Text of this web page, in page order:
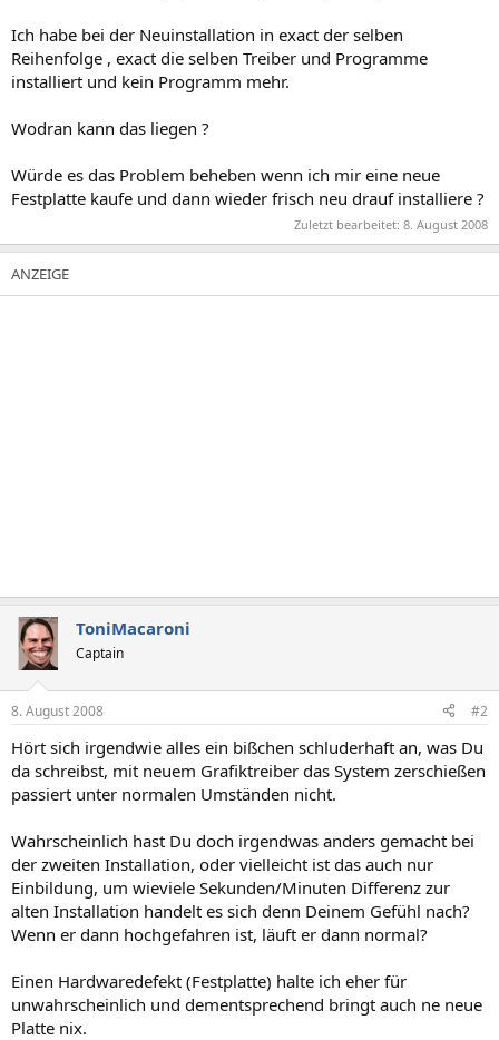
Ich habe bei der Neuinstallation in exact der selben
Reihenfolge , exact die selben Treiber und Programme
installiert und kein Programm mehr.
Wodran kann das liegen ?
Würde es das Problem beheben wenn ich mir eine neue
Festplatte kaufe und dann wieder frisch neu drauf installiere ?
Zuletzt bearbeitet: 8. August 2008
ToniMacaroni
Captain
8. August 2008 #2
Hört sich irgendwie alles ein bißchen schluderhaft an, was Du
da schreibst, mit neuem Grafiktreiber das System zerschießen
passiert unter normalen Umständen nicht.
Wahrscheinlich hast Du doch irgendwas anders gemacht bei
der zweiten Installation, oder vielleicht ist das auch nur
Einbildung, um wieviele Sekunden/Minuten Differenz zur
alten Installation handelt es sich denn Deinem Gefühl nach?
Wenn er dann hochgefahren ist, läuft er dann normal?
Einen Hardwaredefekt (Festplatte) halte ich eher für
unwahrscheinlich und dementsprechend bringt auch ne neue
Platte nix.